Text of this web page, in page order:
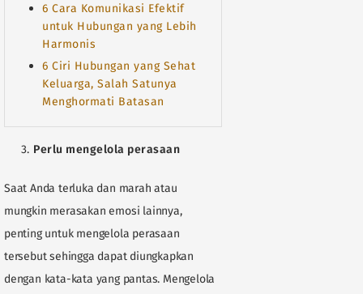
6 Cara Komunikasi Efektif
untuk Hubungan yang Lebih
Harmonis
6 Ciri Hubungan yang Sehat
Keluarga, Salah Satunya
Menghormati Batasan
Perlu mengelola perasaan
Saat Anda terluka dan marah atau
mungkin merasakan emosi lainnya,
penting untuk mengelola perasaan
tersebut sehingga dapat diungkapkan
dengan kata-kata yang pantas. Mengelola